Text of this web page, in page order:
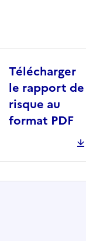
Télécharger
le rapport de
risque au
format PDF